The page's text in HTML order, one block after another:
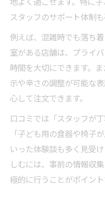
スタッフのサポート体制
例えば、混雑時でも落ち
室がある店舗は、プライ
時間を大切にできます。
示や辛さの調整が可能な
心して注文できます。
口コミでは「スタッフが
「子ども用の食器や椅子
いった体験談も多く見受
しむには、事前の情報収
極的に行うことがポイント